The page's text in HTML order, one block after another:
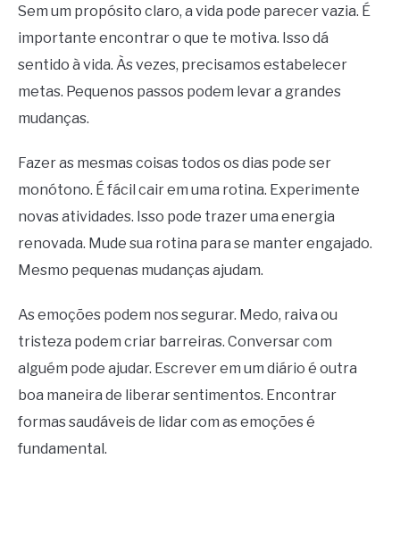
Sem um propósito claro, a vida pode parecer vazia. É
importante encontrar o que te motiva. Isso dá
sentido à vida. Às vezes, precisamos estabelecer
metas. Pequenos passos podem levar a grandes
mudanças.
Fazer as mesmas coisas todos os dias pode ser
monótono. É fácil cair em uma rotina. Experimente
novas atividades. Isso pode trazer uma energia
renovada. Mude sua rotina para se manter engajado.
Mesmo pequenas mudanças ajudam.
As emoções podem nos segurar. Medo, raiva ou
tristeza podem criar barreiras. Conversar com
alguém pode ajudar. Escrever em um diário é outra
boa maneira de liberar sentimentos. Encontrar
formas saudáveis de lidar com as emoções é
fundamental.